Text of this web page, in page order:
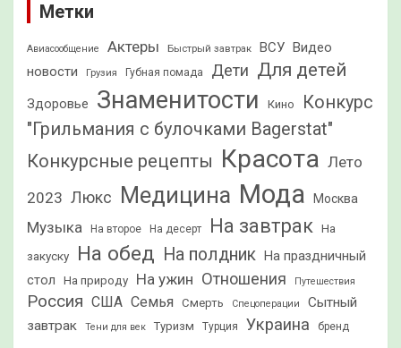
Метки
Авиасообщение Актеры Быстрый завтрак ВСУ Видео
новости
Грузия Губная помада Дети Для детей
Здоровье Знаменитости Кино
Конкурс
"Грильмания с булочками Bagerstat"
Конкурсные рецепты Красота Лето
2023 Люкс Медицина Мода Москва
Музыка На второе На десерт На завтрак На
закуску На обед На полдник На праздничный
стол
На природу На ужин Отношения Путешествия
Россия США Семья Смерть Спецоперации
Сытный
завтрак
Тени для век Туризм Турция Украина бренд